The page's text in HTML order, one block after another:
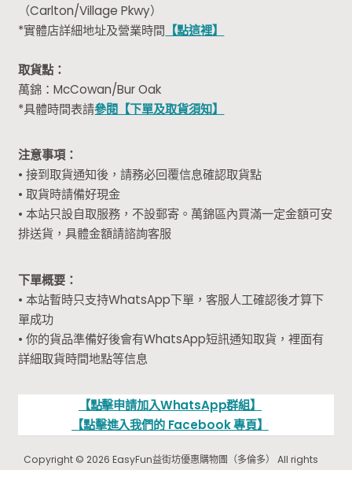
（Carlton/Village Pkwy）
*實體店詳細地址及營業時間 【點這裡】
取貨點：
萬錦：McCowan/Bur Oak
*具體時間表請參閱【下單及取貨須知】
注意事項：
• 接到取貨通知後，請務必回覆信息確認取貨點
• 取貨時請備好現金
• 本站只設自取服務，不設郵寄。萬錦區內買滿一定金額可安
排送貨，具體金額請諮詢客服
下單概要：
• 本站暫時只支持WhatsApp下單，客服人工確認後才算下
單成功
• 你的貨品準備好後會有WhatsApp短訊通知取貨，裡面有
詳細取貨時間地點等信息
【點擊申請加入WhatsApp群組】
【點擊進入我們的 Facebook 專頁】
Copyright © 2026 EasyFun益街坊優惠購物團（多倫多） All rights